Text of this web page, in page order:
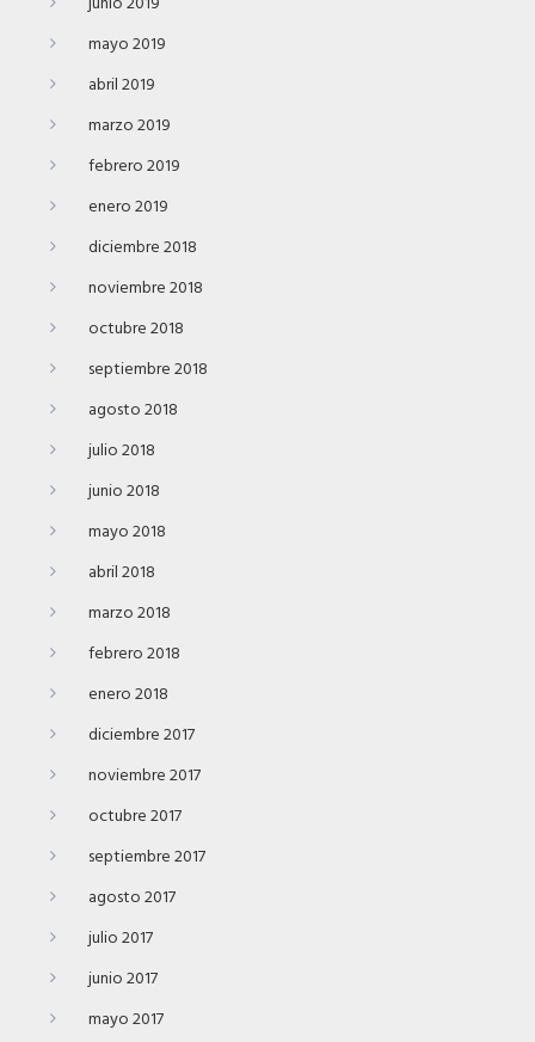
mayo 2019
abril 2019
marzo 2019
febrero 2019
enero 2019
diciembre 2018
noviembre 2018
octubre 2018
septiembre 2018
agosto 2018
julio 2018
junio 2018
mayo 2018
abril 2018
marzo 2018
febrero 2018
enero 2018
diciembre 2017
noviembre 2017
octubre 2017
septiembre 2017
agosto 2017
julio 2017
junio 2017
mayo 2017